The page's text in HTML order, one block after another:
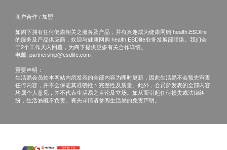
商户合作 / 加盟
如阁下拥有任何健康相关之服务及产品，并有兴趣成为健康网购 health.ESDlife
的服务及产品供应商，欢迎与健康网购 health.ESDlife业务发展部联络。我们会
于2个工作天内回覆，为阁下提供更多有关合作详情。
电邮: partnership@esdlife.com
重要声明：
生活易会员於本网站内所发表的全部内容为即时更新，因此生活易不会预先审查
任何内容，并不会保证其准确性丶完整性及质量。此外，会员所发表的全部内容
均属个人意见，并不代表生活易之言论及立场。如从而引起任何损失或法律纠
纷，生活易概不负责。有关详情请参阅生活易的免责声明。